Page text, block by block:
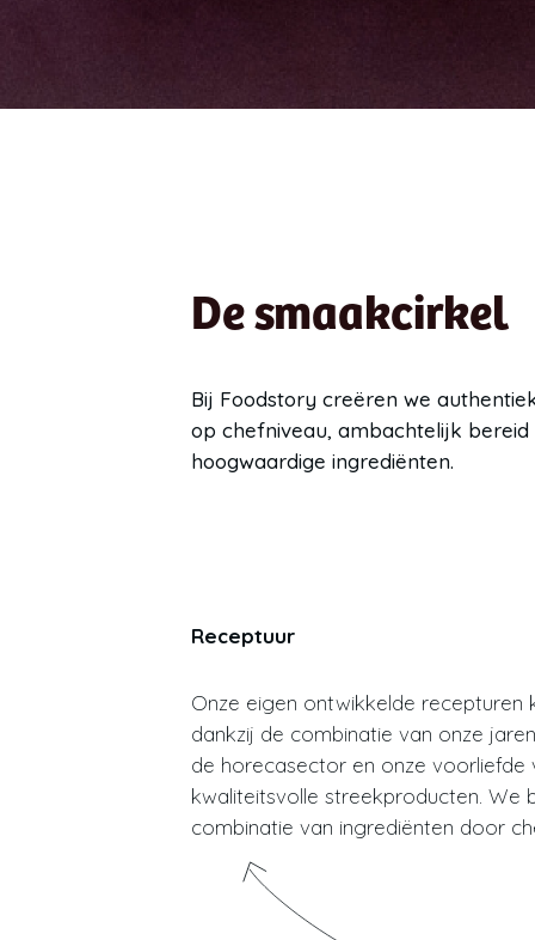
De smaakcirkel
Bij Foodstory creëren we
op chefniveau, ambachtelijk
hoogwaardige ingrediënten.
Receptuur
Onze eigen ontwikkelde recepturen
dankzij de combinatie van onze
de horecasector en onze voorliefde
kwaliteitsvolle streekproducten. We
combinatie van ingrediënten door